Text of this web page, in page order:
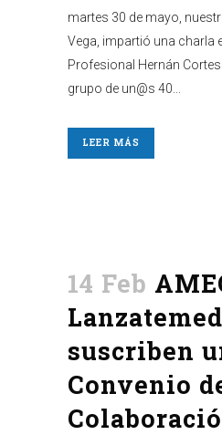
martes 30 de mayo,
Vega, impartió una charla
Profesional Hernán
grupo de un@s 40...
LEER MÁS
14 Feb
suscriben
Convenio